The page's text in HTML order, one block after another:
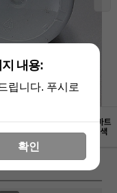
내용:
립니다. 푸시로
확인